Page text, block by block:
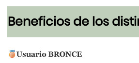
Beneficios de los